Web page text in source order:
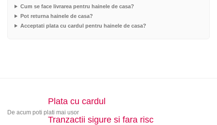
Cum se face livrarea pentru hainele de casa?
Pot returna hainele de casa?
Acceptati plata cu cardul pentru hainele de casa?
Plata cu cardul
De acum poti plati mai usor
Tranzactii sigure si fara risc